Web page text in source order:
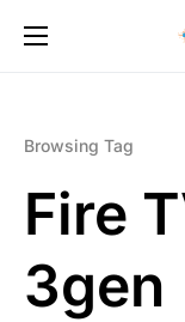
Browsing Tag
Fire
3gen